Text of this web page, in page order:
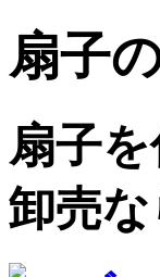
扇子
扇子
卸売